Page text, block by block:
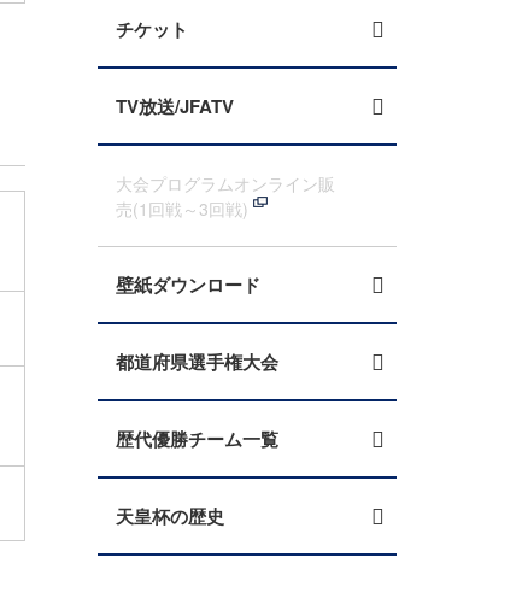
チケット
TV放送/JFATV
大会プログラムオンライン販
売(1回戦～3回戦)
壁紙ダウンロード
都道府県選手権大会
歴代優勝チーム一覧
天皇杯の歴史